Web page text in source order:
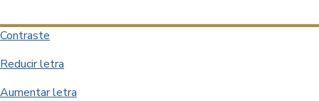
Contraste
Reducir letra
Aumentar letra